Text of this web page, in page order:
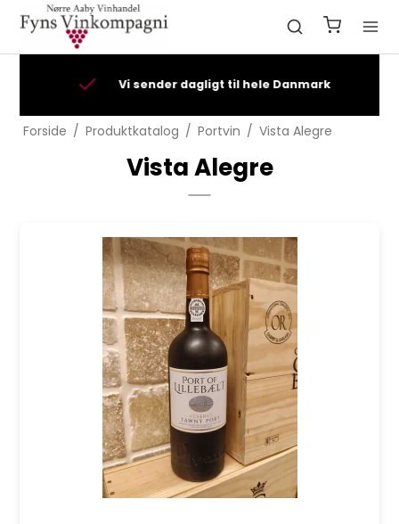
Vi sender dagligt til hele Danmark
Forside / Produktkatalog / Portvin / Vista Alegre
Vista Alegre